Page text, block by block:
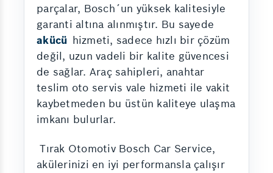
parçalar, Bosch´un yüksek kalitesiyle
garanti altına alınmıştır. Bu sayede
akücü hizmeti, sadece hızlı bir çözüm
değil, uzun vadeli bir kalite güvencesi
de sağlar. Araç sahipleri, anahtar
teslim oto servis vale hizmeti ile vakit
kaybetmeden bu üstün kaliteye ulaşma
imkanı bulurlar.
Tırak Otomotiv Bosch Car Service,
akülerinizi en iyi performansla çalışır